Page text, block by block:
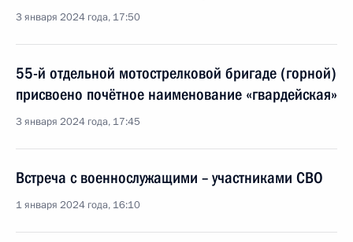
3 января 2024 года, 17:50
55-й отдельной мотострелковой бригаде (горной)
присвоено почётное наименование «гвардейская»
3 января 2024 года, 17:45
Встреча с военнослужащими – участниками СВО
1 января 2024 года, 16:10